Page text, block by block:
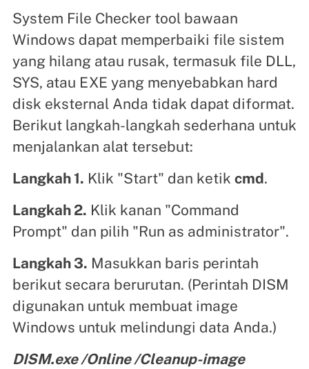
System File Checker tool bawaan
Windows dapat memperbaiki file sistem
yang hilang atau rusak, termasuk file DLL,
SYS, atau EXE yang menyebabkan hard
disk eksternal Anda tidak dapat diformat.
Berikut langkah-langkah sederhana untuk
menjalankan alat tersebut:
Langkah 1. Klik "Start" dan ketik cmd.
Langkah 2. Klik kanan "Command
Prompt" dan pilih "Run as administrator".
Langkah 3. Masukkan baris perintah
berikut secara berurutan. (Perintah DISM
digunakan untuk membuat image
Windows untuk melindungi data Anda.)
DISM.exe /Online /Cleanup-image